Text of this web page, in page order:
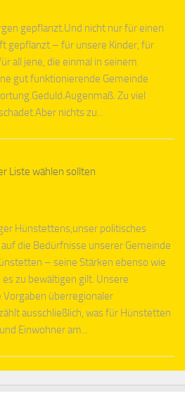
gepflanzt.Und nicht nur für einen
gepflanzt – für unsere Kinder, für
all jene, die einmal in seinem
gut funktionierende Gemeinde
Zu viel
nichts zu...
Liste wählen sollten
Hünstettens,unser politisches
die Bedürfnisse unserer Gemeinde
– seine Stärken ebenso wie
zu bewältigen gilt. Unsere
überregionaler
ausschließlich, was für Hünstetten
Einwohner am...